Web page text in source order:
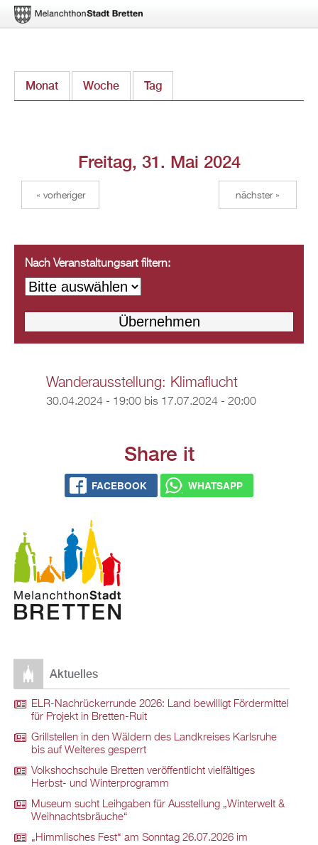
zum
Monat Woche Tag
Freitag, 31. Mai 2024
« vorheriger nächster »
Nach Veranstaltungsart filtern:
Wanderausstellung: Klimaflucht
30.04.2024 - 19:00bis 17.07.2024 - 20:00
Share it
FACEBOOK WHATSAPP
Aktuelles
ELR-Nachrückerrunde 2026: Land bewilligt Fördermittel
für Projekt in Bretten-Ruit
Grillstellen in den Wäldern des Landkreises Karlsruhe
bis auf Weiteres gesperrt
Volkshochschule Bretten veröffentlicht vielfältiges
Herbst- und Winterprogramm
Museum sucht Leihgaben für Ausstellung „Winterwelt &
Weihnachtsbräuche“
„Himmlisches Fest“ am Sonntag 26.07.2026 im